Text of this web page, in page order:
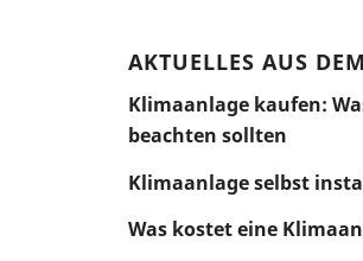
AKTUELLES AUS
Klimaanlage kaufen:
beachten sollten
Klimaanlage selbst
Was kostet eine